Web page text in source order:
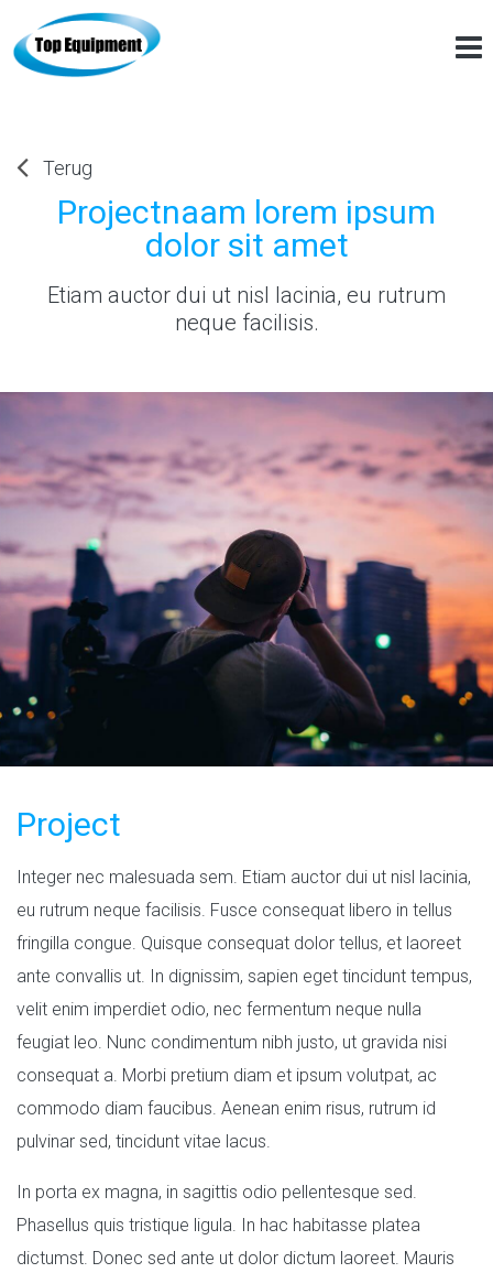
Terug
Projectnaam lorem ipsum
dolor sit amet
Etiam auctor dui ut nisl lacinia, eu rutrum
neque facilisis.
Project
Integer nec malesuada sem. Etiam auctor dui ut nisl lacinia,
eu rutrum neque facilisis. Fusce consequat libero in tellus
fringilla congue. Quisque consequat dolor tellus, et laoreet
ante convallis ut. In dignissim, sapien eget tincidunt tempus,
velit enim imperdiet odio, nec fermentum neque nulla
feugiat leo. Nunc condimentum nibh justo, ut gravida nisi
consequat a. Morbi pretium diam et ipsum volutpat, ac
commodo diam faucibus. Aenean enim risus, rutrum id
pulvinar sed, tincidunt vitae lacus.
In porta ex magna, in sagittis odio pellentesque sed.
Phasellus quis tristique ligula. In hac habitasse platea
dictumst. Donec sed ante ut dolor dictum laoreet. Mauris